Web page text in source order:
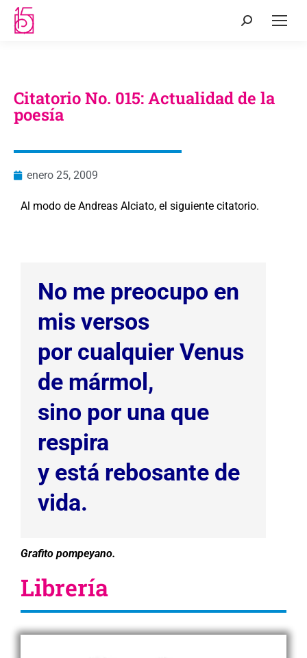
Citatorio No. 015: Actualidad de la
poesía
enero 25, 2009
Al modo de Andreas Alciato, el siguiente citatorio.
No me preocupo en
mis versos
por cualquier Venus
de mármol,
sino por una que
respira
y está rebosante de
vida.
Grafito pompeyano.
Librería